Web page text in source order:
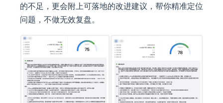
的不足，更会附上可落地的改进建议，帮你精准定位
问题，不做无效复盘。